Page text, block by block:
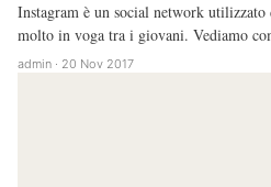
Instagram è un social network
molto in voga tra i giovani. Vediamo
admin · 20 Nov 2017